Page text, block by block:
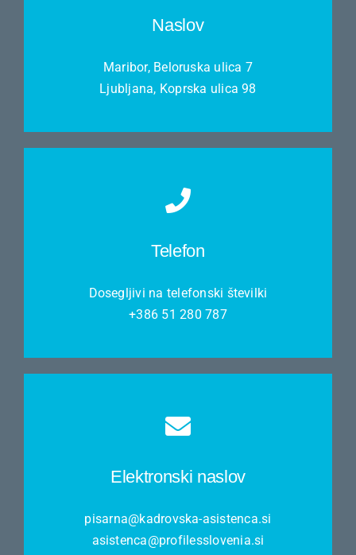
Naslov
Maribor, Beloruska ulica 7
Ljubljana, Koprska ulica 98
Telefon
Dosegljivi na telefonski številki
+386 51 280 787
Elektronski naslov
pisarna@kadrovska-asistenca.si
asistenca@profilesslovenia.si